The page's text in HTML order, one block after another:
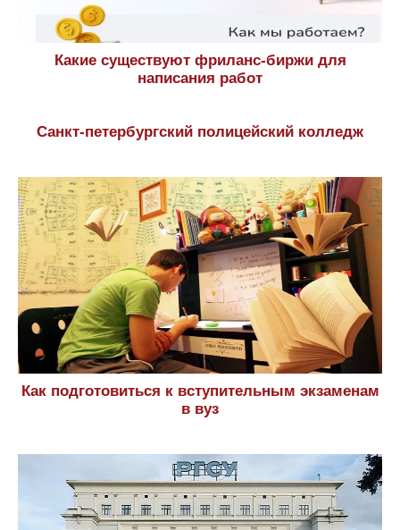
Какие существуют фриланс-биржи для
написания работ
Санкт-петербургский полицейский колледж
Как подготовиться к вступительным экзаменам
в вуз